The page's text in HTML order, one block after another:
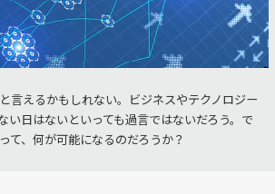
言えるかもしれない。ビジネスやテクノロジー
い日はないといっても過言ではないだろう。で
、何が可能になるのだろうか？